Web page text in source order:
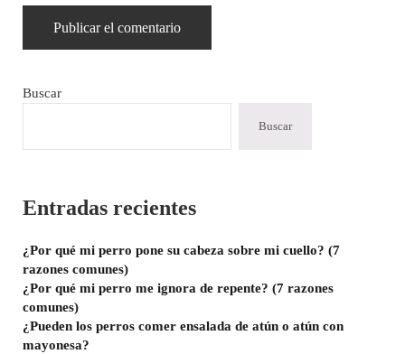
Sidebar
Buscar
Buscar
Entradas recientes
¿Por qué mi perro pone su cabeza sobre mi cuello? (7
razones comunes)
¿Por qué mi perro me ignora de repente? (7 razones
comunes)
¿Pueden los perros comer ensalada de atún o atún con
mayonesa?